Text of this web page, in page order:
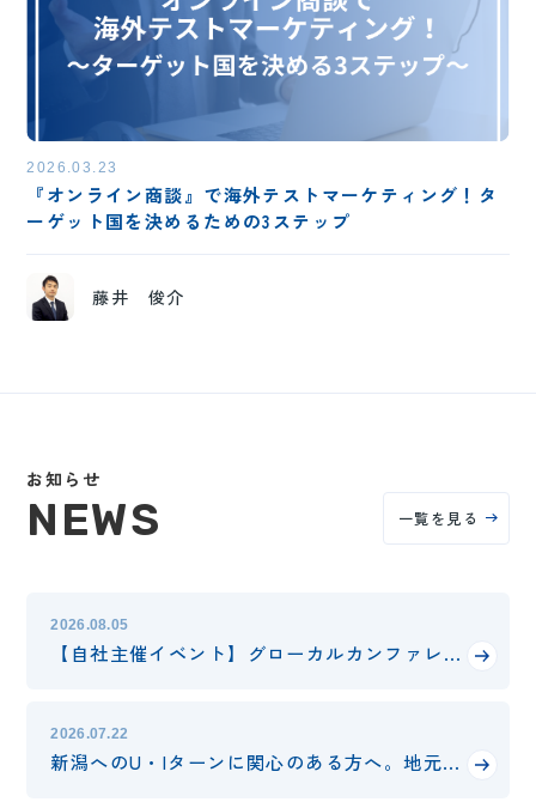
2026.03.23
『オンライン商談』で海外テストマーケティング！タ
ーゲット国を決めるための3ステップ
藤井 俊介
お知らせ
NEWS 一覧を見る
2026.08.05
【自社主催イベント】グローカルカンファレンス2026 開催のお知らせ
2026.07.22
新潟へのU・Iターンに関心のある方へ。地元企業トップと語る「おにぎりmeetup!4」開催のお知らせ